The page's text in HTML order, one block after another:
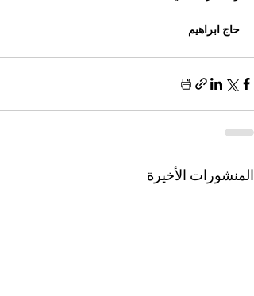
حاج ابراهيم
المنشورات الأخيرة